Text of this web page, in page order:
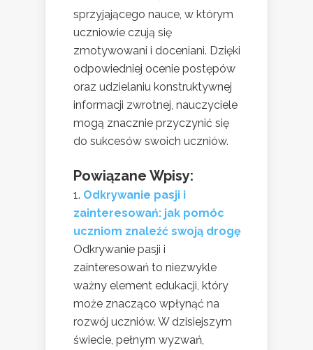
sprzyjającego nauce, w którym
uczniowie czują się
zmotywowani i doceniani. Dzięki
odpowiedniej ocenie postępów
oraz udzielaniu konstruktywnej
informacji zwrotnej, nauczyciele
mogą znacznie przyczynić się
do sukcesów swoich uczniów.
Powiązane Wpisy:
Odkrywanie pasji i
zainteresowań: jak pomóc
uczniom znaleźć swoją drogę
Odkrywanie pasji i
zainteresowań to niezwykle
ważny element edukacji, który
może znacząco wpłynąć na
rozwój uczniów. W dzisiejszym
świecie, pełnym wyzwań,